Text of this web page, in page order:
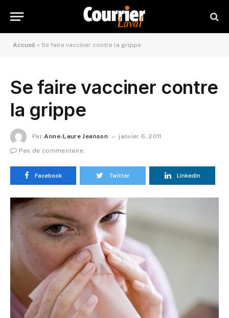
Accueil » Se faire vacciner contre la grippe
Se faire vacciner contre
la grippe
Par Anne-Laure Jeanson
janvier 6, 2011
Pas de commentaire
Facebook Twitter LinkedIn